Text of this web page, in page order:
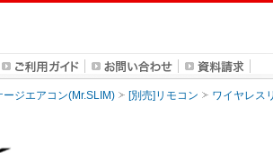
ジエアコン(Mr.SLIM) [別売]リモコン ワイヤレス